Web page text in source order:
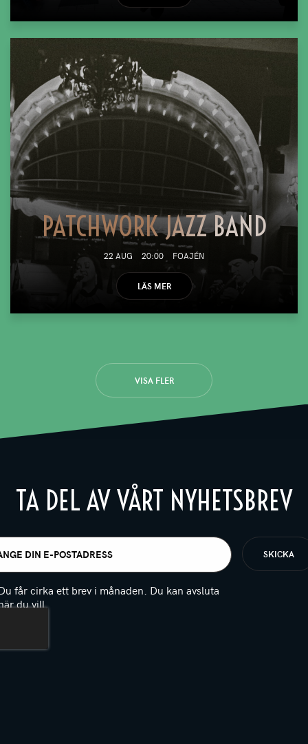
PATCHWORK JAZZ BAND
22 AUG 20:00 FOAJÉN
LÄS MER
VISA FLER
TA DEL AV VÅRT NYHETSBREV
får cirka ett brev i månaden. Du kan avsluta
du vill.